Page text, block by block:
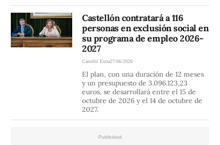
Castellón contratará a 116
personas en exclusión social en
su programa de empleo 2026-
2027
Castelló Extra27/06/2026
El plan, con una duración de 12 meses
y un presupuesto de 3.096.123,23
euros, se desarrollará entre el 15 de
octubre de 2026 y el 14 de octubre de
2027.